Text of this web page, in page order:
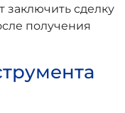
заключить сделку
получения